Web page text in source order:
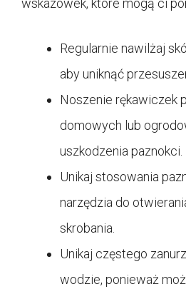
wskazówek, które mogą ci
Regularnie nawilżaj
aby uniknąć
Noszenie rękawiczek
domowych lub
uszkodzenia paznokci.
Unikaj stosowania
narzędzia do
skrobania.
Unikaj częstego
wodzie, ponieważ